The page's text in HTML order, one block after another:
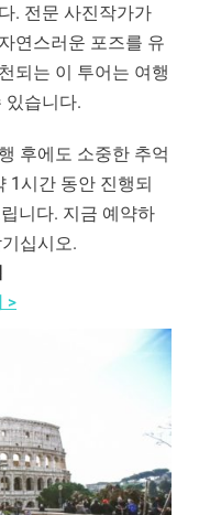
. 전문 사진작가가
연스러운 포즈를 유
되는 이 투어는 여행
있습니다.
후에도 소중한 추억
1시간 동안 진행되
니다. 지금 예약하
십시오.
>